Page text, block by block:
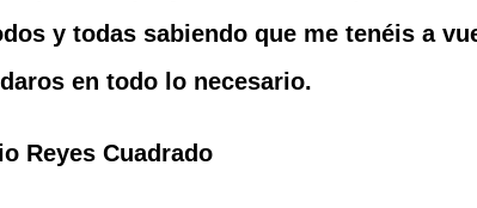
y todas sabiendo que me tenéis a
en todo lo necesario.
Reyes Cuadrado